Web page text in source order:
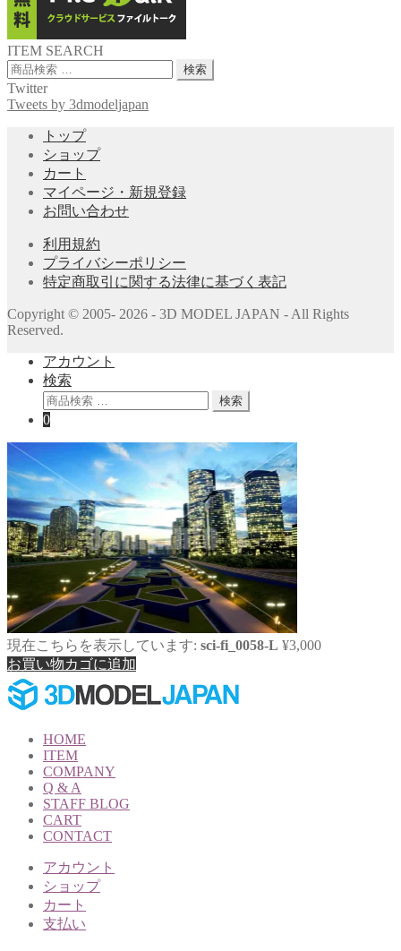
ITEM SEARCH
検
索
対
検索
Twitter
Tweets by 3dmodeljapan
トップ
ショップ
カート
マイページ・新規登録
お問い合わせ
利用規約
プライバシーポリシー
特定商取引に関する法律に基づく表記
Copyright © 2005- 2026 - 3D MODEL JAPAN - All Rights
Reserved.
アカウント
検索
検
索
検索
0
現在こちらを表示しています: sci-fi_0058-L ¥3,000
お買い物カゴに追加
HOME
ITEM
COMPANY
Q & A
STAFF BLOG
CART
CONTACT
アカウント
ショップ
カート
支払い